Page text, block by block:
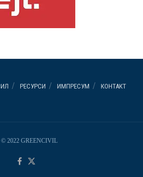
РЕСУРСИ ИМПРЕСУМ КОНТАКТ
© 2022 GREENCIVIL